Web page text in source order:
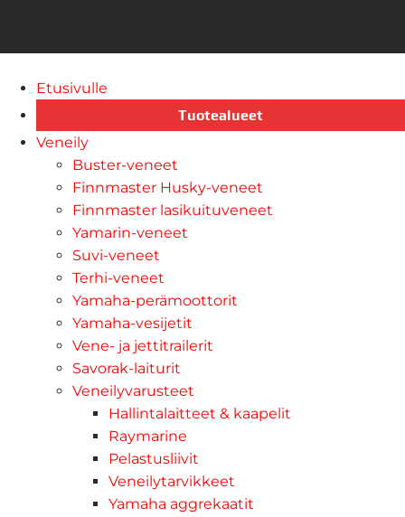
Etusivulle
Tuotealueet
Veneily
Buster-veneet
Finnmaster Husky-veneet
Finnmaster lasikuituveneet
Yamarin-veneet
Suvi-veneet
Terhi-veneet
Yamaha-perämoottorit
Yamaha-vesijetit
Vene- ja jettitrailerit
Savorak-laiturit
Veneilyvarusteet
Hallintalaitteet & kaapelit
Raymarine
Pelastusliivit
Veneilytarvikkeet
Yamaha aggrekaatit